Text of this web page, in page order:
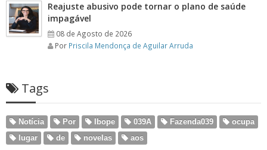
Reajuste abusivo pode tornar o plano de saúde
impagável
08 de Agosto de 2026
Por Priscila Mendonça de Aguilar Arruda
Tags
Notícia Por Ibope 039A Fazenda039
ocupa
lugar
de novelas aos